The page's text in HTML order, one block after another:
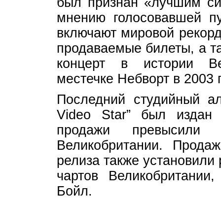
мнению голосовавшей
включают мировой
продаваемые билеты, а
концерт в истории
местечке Небворт в 2003
Последний студийный
Video Star” был издан
продажи
Великобритании.
релиза также
чартов
Бойл.